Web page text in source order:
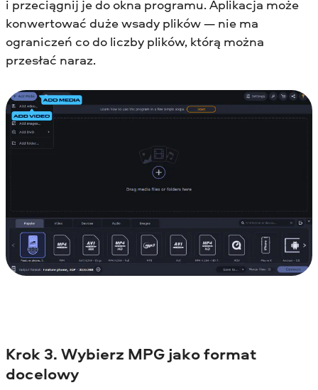
i przeciągnij je do okna programu. Aplikacja może
konwertować duże wsady plików — nie ma
ograniczeń co do liczby plików, którą można
przesłać naraz.
Krok 3. Wybierz MPG jako format
docelowy